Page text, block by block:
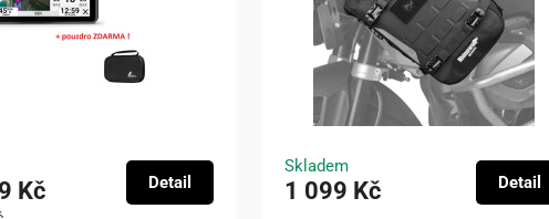
Kč Detail
Skladem
1 099 Kč Detail